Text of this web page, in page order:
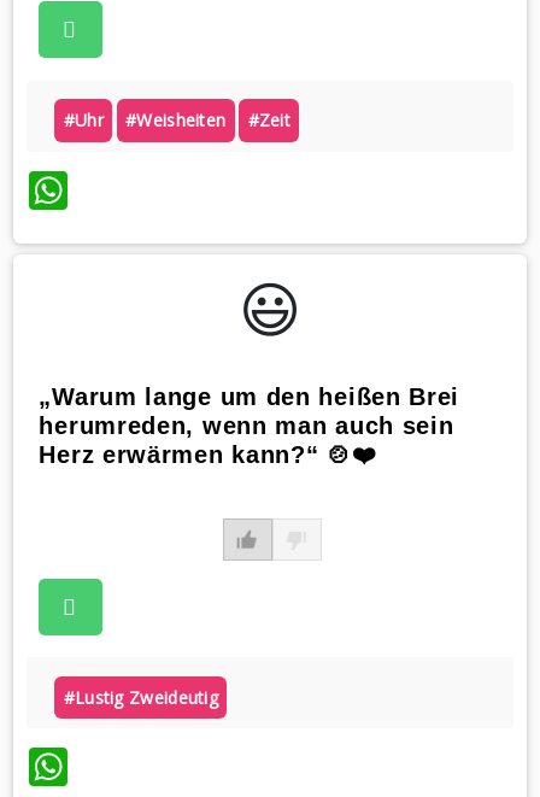
#uhr #weisheiten #zeit
WhatsApp
😃️
„Warum lange um den heißen Brei
herumreden, wenn man auch sein
Herz erwärmen kann?“ 🍲❤️
#lustig Zweideutig
WhatsApp